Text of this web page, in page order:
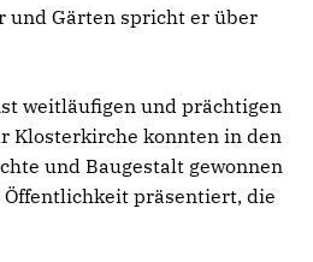
und Gärten spricht er über
weitläufigen und prächtigen
Klosterkirche konnten in den
und Baugestalt gewonnen
präsentiert, die